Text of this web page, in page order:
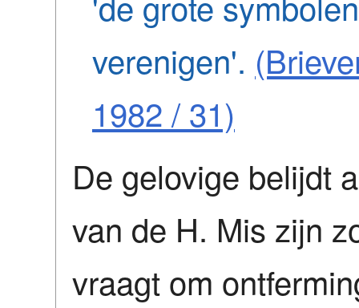
verenigen'.
1982 / 31)
De gelovige belijdt
van de H. Mis zijn
vraagt om